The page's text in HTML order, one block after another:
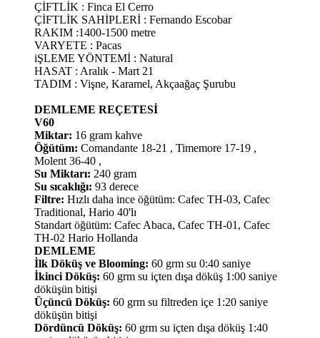
ÇİFTLİK : Finca El Cerro
ÇİFTLİK SAHİPLERİ : Fernando Escobar
RAKIM :1400-1500 metre
VARYETE : Pacas
iŞLEME YÖNTEMİ : Natural
HASAT : Aralık - Mart 21
TADIM : Vişne, Karamel, Akçaağaç Şurubu
DEMLEME REÇETESİ
V60
Miktar: 16 gram kahve
Öğütüm: Comandante 18-21 , Timemore 17-19 ,
Molent 36-40 ,
Su Miktarı: 240 gram
Su sıcaklığı: 93 derece
Filtre: Hızlı daha ince öğütüm: Cafec TH-03, Cafec
Traditional, Hario 40'lı
Standart öğütüm: Cafec Abaca, Cafec TH-01, Cafec
TH-02 Hario Hollanda
DEMLEME
İlk Döküş ve Blooming: 60 grm su 0:40 saniye
İkinci Döküş: 60 grm su içten dışa döküş 1:00 saniye
döküşün bitişi
Üçüncü Döküş: 60 grm su filtreden içe 1:20 saniye
döküşün bitişi
Dördüncü Döküş: 60 grm su içten dışa döküş 1:40